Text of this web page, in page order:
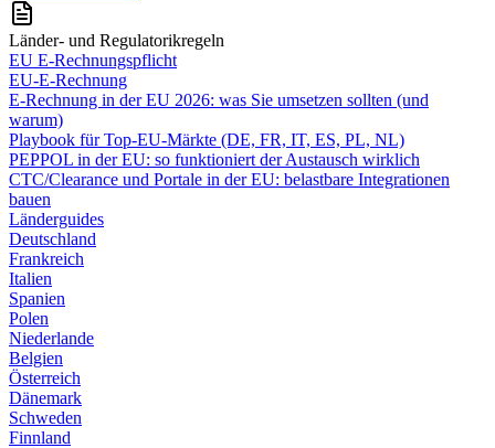
Länder- und Regulatorikregeln
EU E-Rechnungspflicht
EU-E-Rechnung
E‑Rechnung in der EU 2026: was Sie umsetzen sollten (und
warum)
Playbook für Top‑EU‑Märkte (DE, FR, IT, ES, PL, NL)
PEPPOL in der EU: so funktioniert der Austausch wirklich
CTC/Clearance und Portale in der EU: belastbare Integrationen
bauen
Länderguides
Deutschland
Frankreich
Italien
Spanien
Polen
Niederlande
Belgien
Österreich
Dänemark
Schweden
Finnland